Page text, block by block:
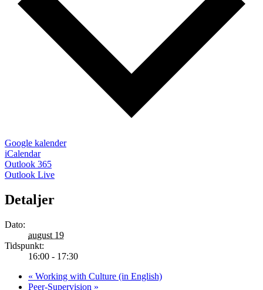
Google kalender
iCalendar
Outlook 365
Outlook Live
Detaljer
Dato:
august 19
Tidspunkt:
16:00 - 17:30
« Working with Culture (in English)
Peer-Supervision »